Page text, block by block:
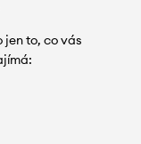
to, co vás